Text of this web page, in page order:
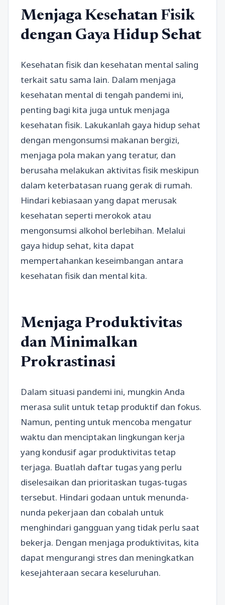
Menjaga Kesehatan Fisik
dengan Gaya Hidup Sehat
Kesehatan fisik dan kesehatan mental saling
terkait satu sama lain. Dalam menjaga
kesehatan mental di tengah pandemi ini,
penting bagi kita juga untuk menjaga
kesehatan fisik. Lakukanlah gaya hidup sehat
dengan mengonsumsi makanan bergizi,
menjaga pola makan yang teratur, dan
berusaha melakukan aktivitas fisik meskipun
dalam keterbatasan ruang gerak di rumah.
Hindari kebiasaan yang dapat merusak
kesehatan seperti merokok atau
mengonsumsi alkohol berlebihan. Melalui
gaya hidup sehat, kita dapat
mempertahankan keseimbangan antara
kesehatan fisik dan mental kita.
Menjaga Produktivitas
dan Minimalkan
Prokrastinasi
Dalam situasi pandemi ini, mungkin Anda
merasa sulit untuk tetap produktif dan fokus.
Namun, penting untuk mencoba mengatur
waktu dan menciptakan lingkungan kerja
yang kondusif agar produktivitas tetap
terjaga. Buatlah daftar tugas yang perlu
diselesaikan dan prioritaskan tugas-tugas
tersebut. Hindari godaan untuk menunda-
nunda pekerjaan dan cobalah untuk
menghindari gangguan yang tidak perlu saat
bekerja. Dengan menjaga produktivitas, kita
dapat mengurangi stres dan meningkatkan
kesejahteraan secara keseluruhan.